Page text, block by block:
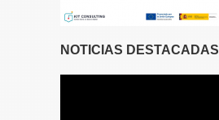
NOTICIAS DESTACADAS